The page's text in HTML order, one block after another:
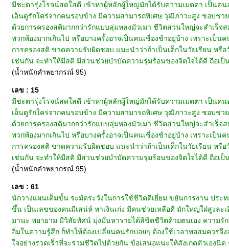
มีชะตารุ่งโรจน์สดใสดี เข้าหาผู้หลักผู้ใหญ่มักได้รับความเมตตา เป็น
เอ็นดูรักใคร่จากคนรอบข้าง มีความสามารถพิเศษ วุฒิภาวะสูง ชอบช่
ด้วยการครองสติมากกว่ารักแบบลุ่มหลงมัวเมา ชีวิตส่วนใหญ่จะสำเร็
พวกพ้องมากเกินไป หรือบางครั้งอาจเป็นคนเชื่องช้าอยู่บ้าง เพราะเ
การครองสติ ขาดความรับผิดชอบ แนะนำว่าถ้าเป็นเด็กในวัยเรียน ห
เช่นกัน จะทำให้มีสติ มีส่วนช่วยบำบัดความรุ่มร้อนของจิตใจได้ดี ถือเป็
(น้ำหนักคำพยากรณ์ 95)
เลข : 15
มีชะตารุ่งโรจน์สดใสดี เข้าหาผู้หลักผู้ใหญ่มักได้รับความเมตตา เป็น
เอ็นดูรักใคร่จากคนรอบข้าง มีความสามารถพิเศษ วุฒิภาวะสูง ชอบช่
ด้วยการครองสติมากกว่ารักแบบลุ่มหลงมัวเมา ชีวิตส่วนใหญ่จะสำเร็
พวกพ้องมากเกินไป หรือบางครั้งอาจเป็นคนเชื่องช้าอยู่บ้าง เพราะเ
การครองสติ ขาดความรับผิดชอบ แนะนำว่าถ้าเป็นเด็กในวัยเรียน ห
เช่นกัน จะทำให้มีสติ มีส่วนช่วยบำบัดความรุ่มร้อนของจิตใจได้ดี ถือเป็
(น้ำหนักคำพยากรณ์ 95)
เลข : 61
นักวางแผนเต็มขั้น ระมัดระวังในการใช้ชีวิตดีเยี่ยม ขยันการงาน ประ
ขึ้น เป็นเลขของคนมีเสน่ห์ หาเงินเก่ง มีคนช่วยเหลือดี มักใหญ่ใฝ่สูงล
มานะ พยายาม มีวิสัยทัศน์ มุ่งมั่นหารายได้ลิขิตชีวิตด้วยตนเอง ความรั
อิ่มในความรู้สึก ก็ทำให้ต้องเปลี่ยนคนรักบ่อยๆ ต้องใช้เวลาพอสมควร
ใจอย่างรวดเร็วที่จะร่วมชีวิตไปด้วยกัน ข้อเสนอแนะให้สังเกตตัวเองนิ